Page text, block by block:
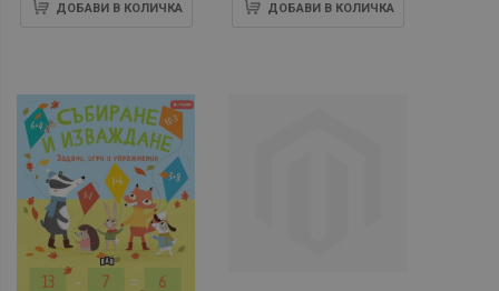
ДОБАВИ В КОЛИЧКА ДОБАВИ В КОЛИЧКА